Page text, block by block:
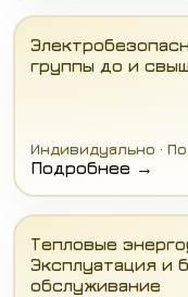
группы до и
Индивидуально ·
Подробнее →
Тепловые
Эксплуатация и
обслуживание